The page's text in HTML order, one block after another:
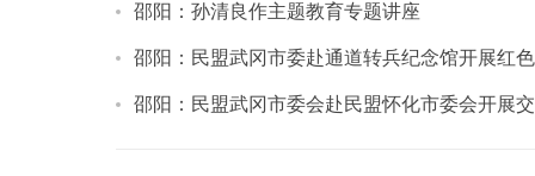
邵阳：孙清良作主题教育专题讲座
邵阳：民盟武冈市委赴通道转兵纪念馆开展红
邵阳：民盟武冈市委会赴民盟怀化市委会开展